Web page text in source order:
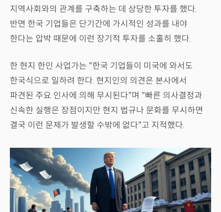
지역사회와의 관계를 구축하는 데 상당한 투자를 했다.
반면 한국 기업들은 단기간에 가시적인 성과를 내야
한다는 압박 때문에 이런 장기적 투자를 소홀히 했다.
한 현지 한인 사업가는 "한국 기업들이 미국에 와서도
한국식으로 일하려 한다. 현지인의 의견은 본사에서
파견된 주요 인사에 의해 무시된다"며 "빠른 의사결정과
신속한 실행은 장점이지만 현지 법규나 문화를 무시하면
결국 이런 문제가 발생할 수밖에 없다"고 지적했다.